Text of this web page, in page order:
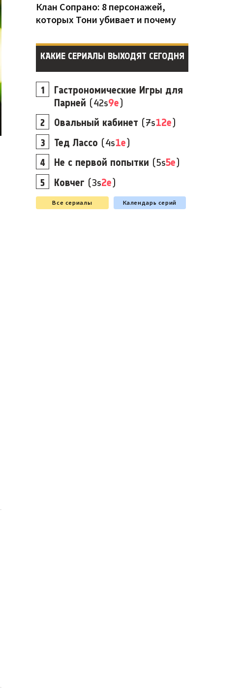
Клан Сопрано: 8 персонажей,
которых Тони убивает и почему
КАКИЕ СЕРИАЛЫ ВЫХОДЯТ СЕГОДНЯ
Гастрономические Игры для
Парней (42s9e)
Овальный кабинет (7s12e)
Тед Лассо (4s1e)
Не с первой попытки (5s5e)
Ковчег (3s2e)
Все сериалы Календарь серий